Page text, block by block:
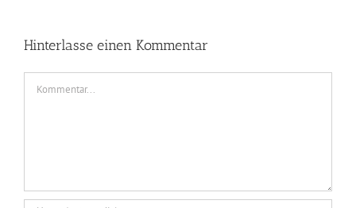
Hinterlasse einen Kommentar
Kommentar